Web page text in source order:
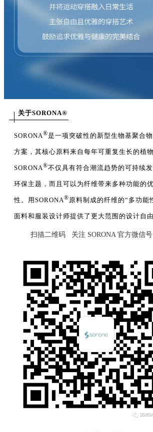
关于SORONA®
SORONA®是一项突破性的新型生物基聚合
方案，其核心原料来自每年可重复生长的植物
SORONA®不仅具有符合潮流趋势的可持续
环保主题，而且可以为纤维带来多种功能的
性。用SORONA®原料制成的纤维的“多功能
面料和服装设计师提供了更大范围的设计自由
扫描二维码 关注 SORONA 官方微信号